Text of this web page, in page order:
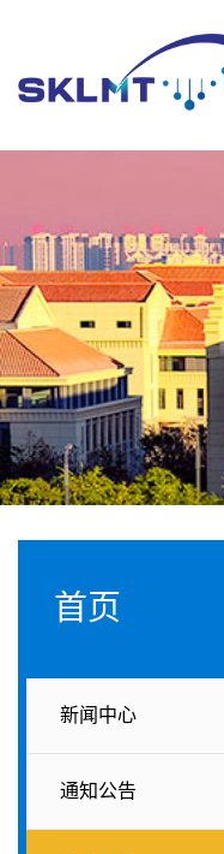
首页
新闻中心
通知公告